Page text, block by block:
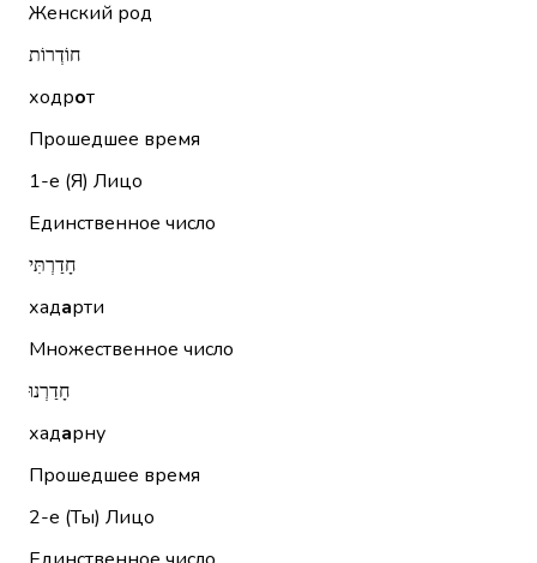
Женский род
חוֹדְרוֹת
ходрот
Прошедшее время
1-е (Я) Лицо
Единственное число
חָדַרְתִּי
хадарти
Множественное число
חָדַרְנוּ
хадарну
Прошедшее время
2-е (Ты) Лицо